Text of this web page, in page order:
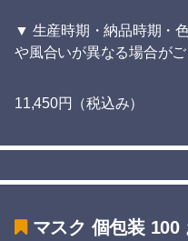
▼ 生産時期・納品時期・
や風合いが異なる場合がご
11,450円（税込み）
マスク 個包装 100